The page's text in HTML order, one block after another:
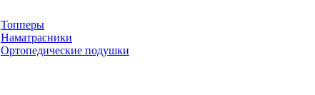
Топперы
Наматрасники
Ортопедические подушки